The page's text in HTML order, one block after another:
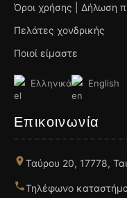
Όροι χρήσης | Δήλωση
Πελάτες χονδρικής
Ποιοί είμαστε
Ελληνικά English
Επικοινωνία
Ταύρου 20, 17778,
Τηλέφωνο